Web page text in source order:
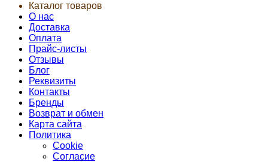
Каталог товаров
О нас
Доставка
Оплата
Прайс-листы
Отзывы
Блог
Реквизиты
Контакты
Бренды
Возврат и обмен
Карта сайта
Политика
Cookie
Согласие